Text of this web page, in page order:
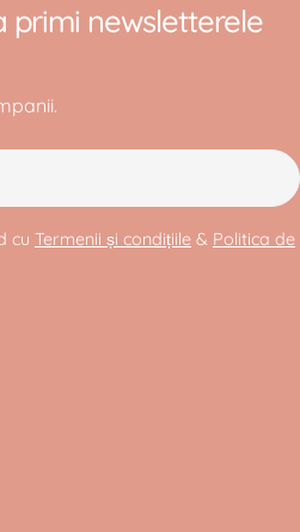
primi newsletterele
cu Termenii și condițiile & Politica de